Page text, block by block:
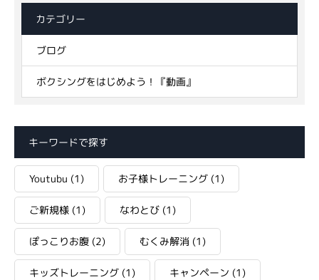
カテゴリー
ブログ
ボクシングをはじめよう！『動画』
キーワードで探す
Youtubu (1) お子様トレーニング (1)
ご新規様 (1) なわとび (1)
ぽっこりお腹 (2) むくみ解消 (1)
キッズトレーニング (1) キャンペーン (1)